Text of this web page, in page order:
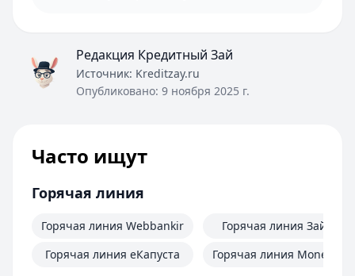
Редакция Кредитный Зай
Источник: Kreditzay.ru
Опубликовано: 9 ноября 2025 г.
Часто ищут
Горячая линия
Горячая линия Webbankir
Горячая линия еКапуста
Горячая линия Займер
Горячая линия